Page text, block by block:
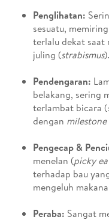
Penglihatan:
sesuatu,
terlalu dekat saat
juling (strabismus).
Pendengaran:
belakang, sering
terlambat bicara (
dengan milestone
Pengecap &
menelan (picky
terhadap bau
mengeluh
Peraba: Sangat